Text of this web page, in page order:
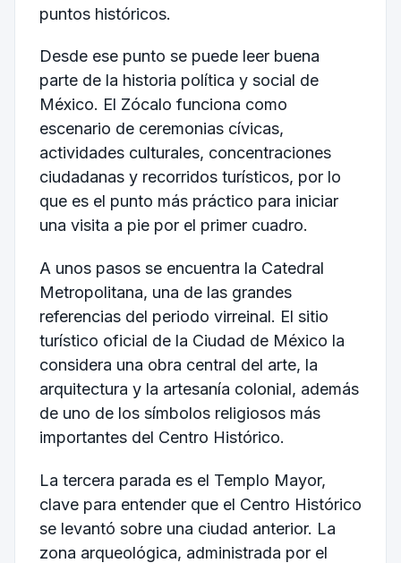
puntos históricos.
Desde ese punto se puede leer buena
parte de la historia política y social de
México. El Zócalo funciona como
escenario de ceremonias cívicas,
actividades culturales, concentraciones
ciudadanas y recorridos turísticos, por lo
que es el punto más práctico para iniciar
una visita a pie por el primer cuadro.
A unos pasos se encuentra la Catedral
Metropolitana, una de las grandes
referencias del periodo virreinal. El sitio
turístico oficial de la Ciudad de México la
considera una obra central del arte, la
arquitectura y la artesanía colonial, además
de uno de los símbolos religiosos más
importantes del Centro Histórico.
La tercera parada es el Templo Mayor,
clave para entender que el Centro Histórico
se levantó sobre una ciudad anterior. La
zona arqueológica, administrada por el